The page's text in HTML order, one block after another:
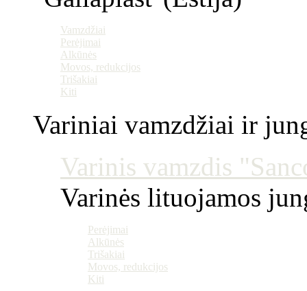
Vamzdžiai
Perėjimai
Alkūnės
Movos, redukcijos
Trišakiai
Kiti
Variniai vamzdžiai ir
Varinis vamzdis
Varinės lituojamos
Perėjimai
Alkūnės
Trišakiai
Movos, redukcijos
Kiti